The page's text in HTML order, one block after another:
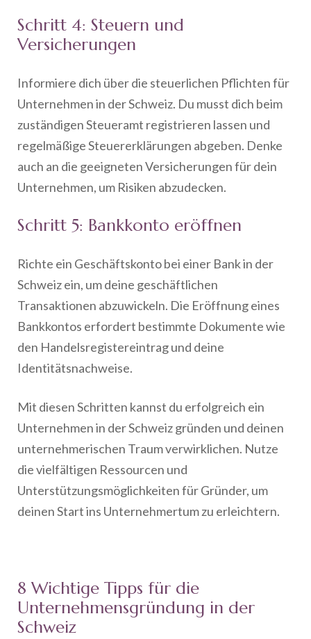
Schritt 4: Steuern und
Versicherungen
Informiere dich über die steuerlichen Pflichten für
Unternehmen in der Schweiz. Du musst dich beim
zuständigen Steueramt registrieren lassen und
regelmäßige Steuererklärungen abgeben. Denke
auch an die geeigneten Versicherungen für dein
Unternehmen, um Risiken abzudecken.
Schritt 5: Bankkonto eröffnen
Richte ein Geschäftskonto bei einer Bank in der
Schweiz ein, um deine geschäftlichen
Transaktionen abzuwickeln. Die Eröffnung eines
Bankkontos erfordert bestimmte Dokumente wie
den Handelsregistereintrag und deine
Identitätsnachweise.
Mit diesen Schritten kannst du erfolgreich ein
Unternehmen in der Schweiz gründen und deinen
unternehmerischen Traum verwirklichen. Nutze
die vielfältigen Ressourcen und
Unterstützungsmöglichkeiten für Gründer, um
deinen Start ins Unternehmertum zu erleichtern.
8 Wichtige Tipps für die
Unternehmensgründung in der
Schweiz